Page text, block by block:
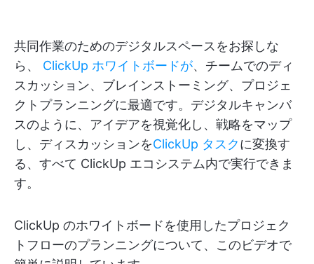
共同作業のためのデジタルスペースをお探しな
ら、
ClickUp ホワイトボードが、チームでのディ
スカッション、ブレインストーミング、プロジェ
クトプランニングに最適です。デジタルキャンバ
スのように、アイデアを視覚化し、戦略をマップ
し、ディスカッションをClickUp タスクに変換す
る、すべて ClickUp エコシステム内で実行できま
す。
ClickUp のホワイトボードを使用したプロジェク
トフローのプランニングについて、このビデオで